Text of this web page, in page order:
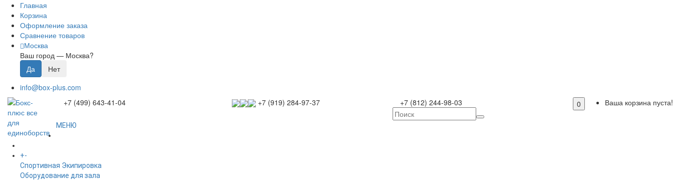
Главная
Корзина
Оформление заказа
Сравнение товаров
Москва
Ваш город — Москва?
info@box-plus.com
+7 (499) 643-41-04
+7 (919) 284-97-37 +7 (812) 244-98-03 0 Ваша корзина пуста!
МЕНЮ
+-
Спортивная Экипировка
Оборудование для зала